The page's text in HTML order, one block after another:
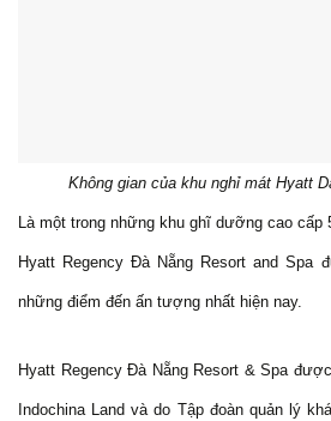
Không gian của khu nghỉ mát Hyatt
Là một trong những khu ghĩ dưỡng cao cấp
Hyatt Regency Đà Nẵng Resort and Spa
những điểm đến ấn tượng nhất hiện nay.
Hyatt Regency Đà Nẵng Resort & Spa
Indochina Land và do Tập đoàn quản lý